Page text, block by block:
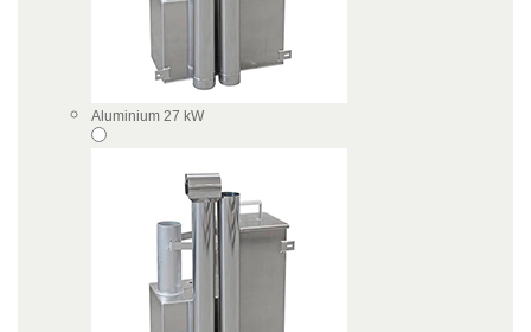
Aluminium 27 kW